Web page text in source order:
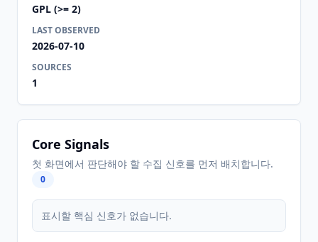
GPL (>= 2)
LAST OBSERVED
2026-07-10
SOURCES
1
Core Signals
첫 화면에서 판단해야 할 수집 신호를 먼저 배치합니다.
0
표시할 핵심 신호가 없습니다.